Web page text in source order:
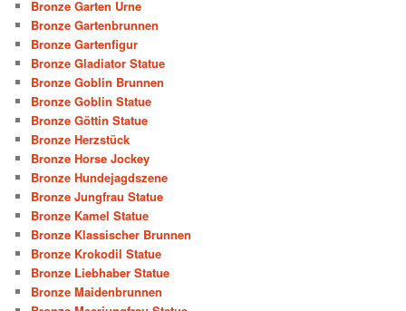
Bronze Garten Urne
Bronze Gartenbrunnen
Bronze Gartenfigur
Bronze Gladiator Statue
Bronze Goblin Brunnen
Bronze Goblin Statue
Bronze Göttin Statue
Bronze Herzstück
Bronze Horse Jockey
Bronze Hundejagdszene
Bronze Jungfrau Statue
Bronze Kamel Statue
Bronze Klassischer Brunnen
Bronze Krokodil Statue
Bronze Liebhaber Statue
Bronze Maidenbrunnen